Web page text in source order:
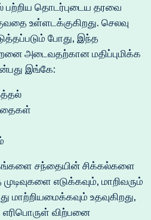
தொடர்புடைய தரவை
உள்ளடக்குகிறது. செலவு
போது, ​​இந்த
அடைவதற்கான மதிப்புமிக்க
இங்கே:
சந்தையின் சிக்கல்களை
எடுக்கவும், மாறிவரும்
உதவுகிறது,
எரிபொருள் விற்பனை